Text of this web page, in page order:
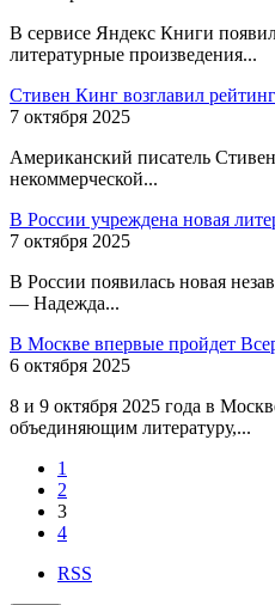
В сервисе Яндекс Книги
литературные произведения...
Стивен Кинг возглавил
7 октября 2025
Американский писатель
некоммерческой...
В России учреждена новая
7 октября 2025
В России появилась новая
— Надежда...
В Москве впервые пройдет
6 октября 2025
8 и 9 октября 2025 года в
объединяющим литературу,...
1
2
3
4
RSS